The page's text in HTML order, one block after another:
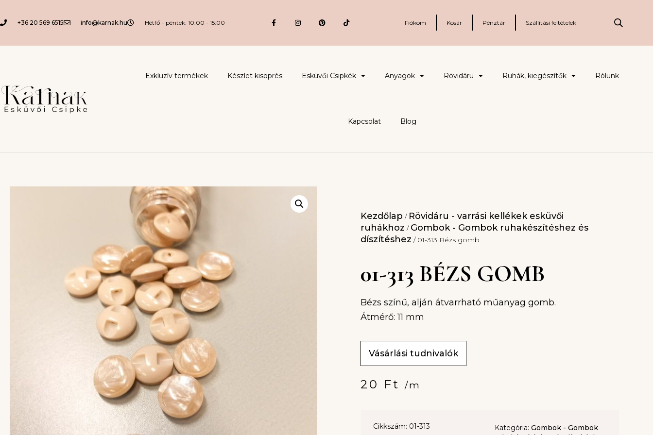
+36 20 569 6515 info@karnak.hu Hétfő - péntek: 10:00 - 15:00 Fiókom Kosár Pénztár Szállítási feltételek
Exkluzív termékek Készlet kisöprés Esküvői Csipkék Anyagok Rövidáru Ruhák, kiegészítők Rólunk
Kapcsolat Blog
Kezdőlap / Rövidáru - varrási kellékek esküvői
ruhákhoz / Gombok - Gombok ruhakészítéshez és
díszítéshez / 01-313 Bézs gomb
01-313 BÉZS GOMB
Bézs színű, alján átvarrható műanyag gomb.
Átmérő: 11 mm
Vásárlási tudnivalók
20 Ft /m
Cikkszám: 01-313 Kategória: Gombok - Gombok